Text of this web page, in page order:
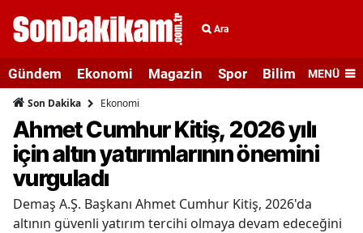
Ara
Gündem Ekonomi Magazin Spor Bilim veMENÜ
Son Dakika Ekonomi
Ahmet Cumhur Kitiş, 2026 yılı
için altın yatırımlarının önemini
vurguladı
Demaş A.Ş. Başkanı Ahmet Cumhur Kitiş, 2026'da
altının güvenli yatırım tercihi olmaya devam edeceğini